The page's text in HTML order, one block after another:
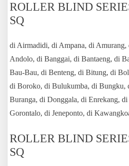
ROLLER BLIND
SQ
di Airmadidi, di Ampana, di Amurang,
Andolo, di Banggai, di Bantaeng, di
Bau-Bau, di Benteng, di Bitung, di
di Boroko, di Bulukumba, di Bungku,
Buranga, di Donggala, di Enrekang, di
Gorontalo, di Jeneponto, di
ROLLER BLIND
SQ